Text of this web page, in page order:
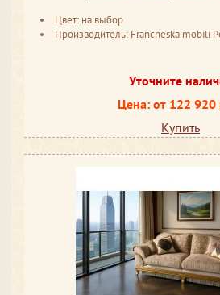
Цвет: на выбор
Производитель: Francheska mobili
Уточните
Цена: от 122 920
Купить